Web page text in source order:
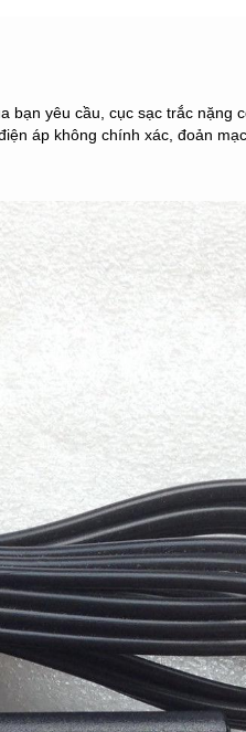
bạn yêu cầu, cục sạc trắc nặng
áp không chính xác, đoản